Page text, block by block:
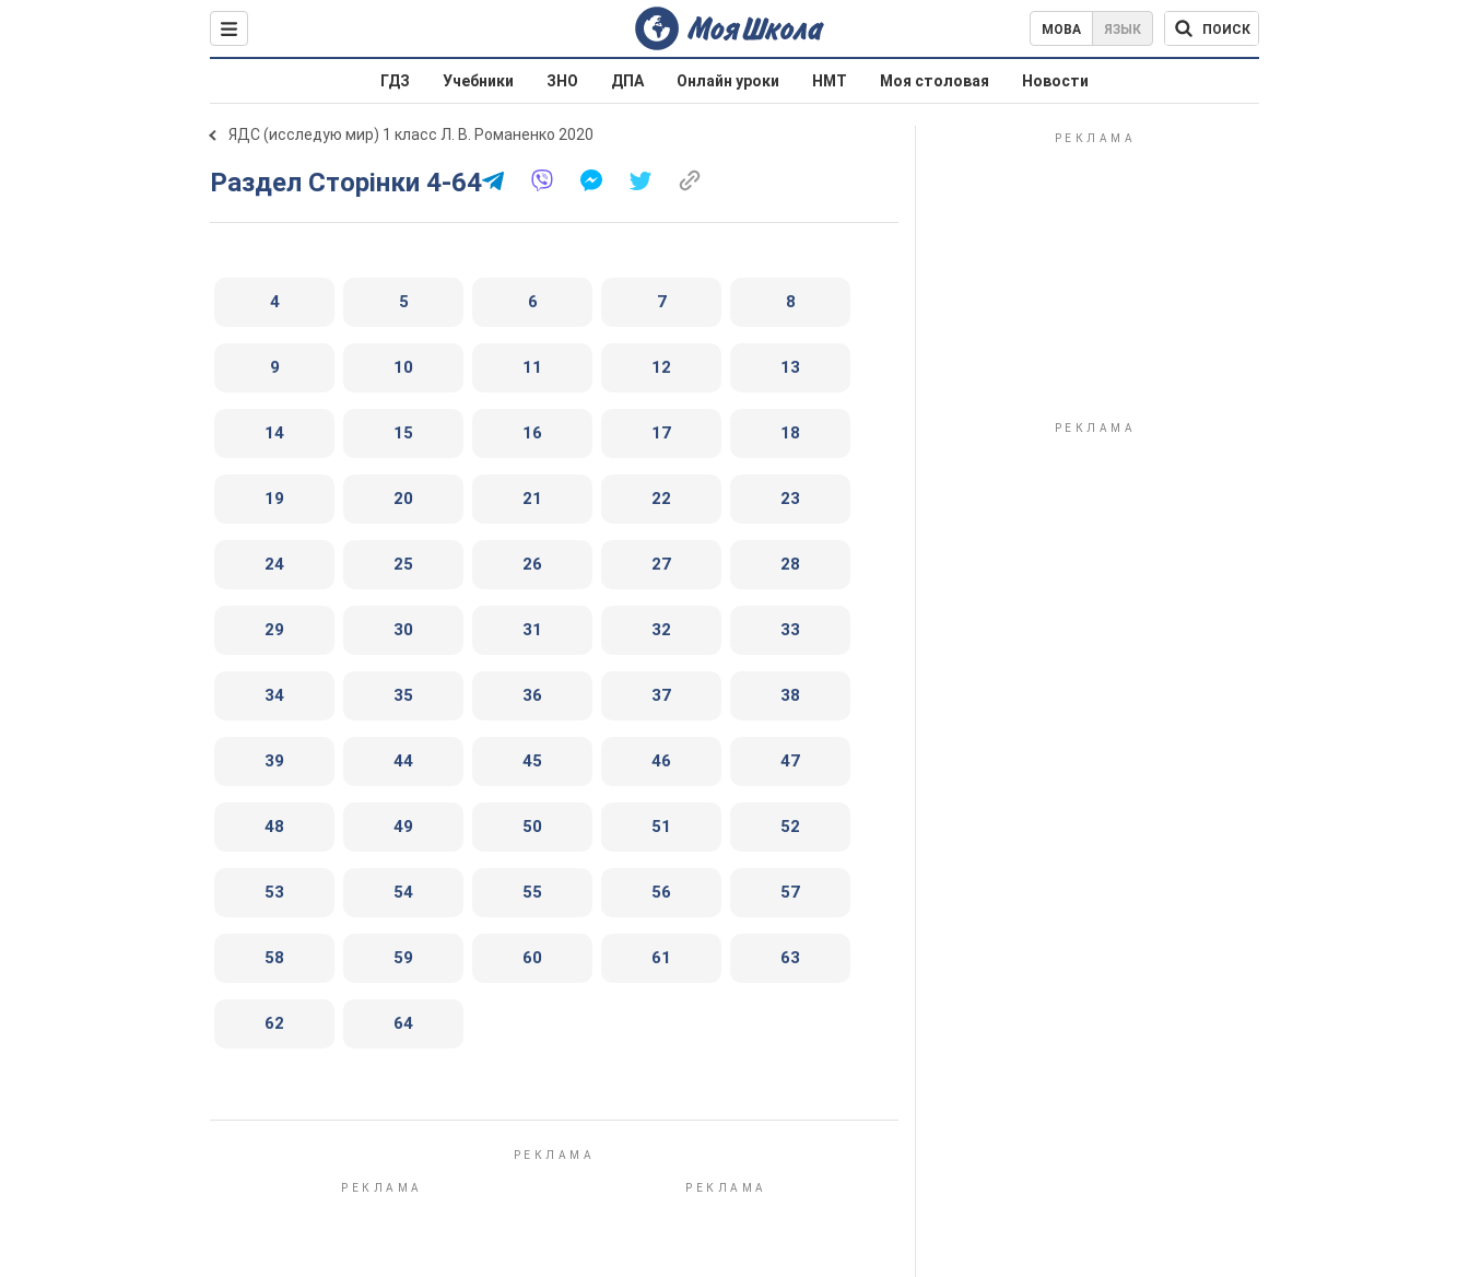
МОВА ЯЗЫК ПОИСК
ГДЗ Учебники ЗНО ДПА Онлайн уроки НМТ Моя столовая Новости
ЯДС (исследую мир) 1 класс Л. В. Романенко 2020
Раздел Сторінки 4-64
4 5 6 7 8
9 10 11 12 13
14 15 16 17 18
19 20 21 22 23
24 25 26 27 28
29 30 31 32 33
34 35 36 37 38
39 44 45 46 47
48 49 50 51 52
53 54 55 56 57
58 59 60 61 63
62 64